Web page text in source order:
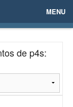
MENU
de p4s: